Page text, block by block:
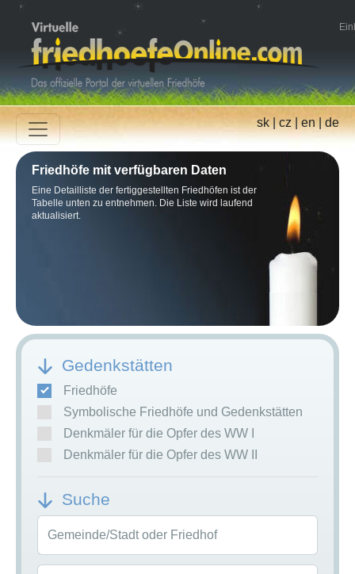
sk|cz|en|de
Friedhöfe mit verfügbaren Daten
Eine Detailliste der fertiggestellten Friedhöfen ist der
Tabelle unten zu entnehmen. Die Liste wird laufend
aktualisiert.
Gedenkstätten
Friedhöfe
Symbolische Friedhöfe und Gedenkstätten
Denkmäler für die Opfer des WW I
Denkmäler für die Opfer des WW II
Suche
Gemeinde/Stadt oder Friedhof